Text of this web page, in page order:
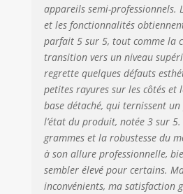
appareils semi-professionnels.
et les fonctionnalités
parfait 5 sur 5, tout comme la
transition vers un niveau
regrette quelques défauts
petites rayures sur les côtés et
base détaché, qui ternissent
l’état du produit, notée 3 sur
grammes et la robustesse du
à son allure professionnelle,
sembler élevé pour certains.
inconvénients, ma satisfaction